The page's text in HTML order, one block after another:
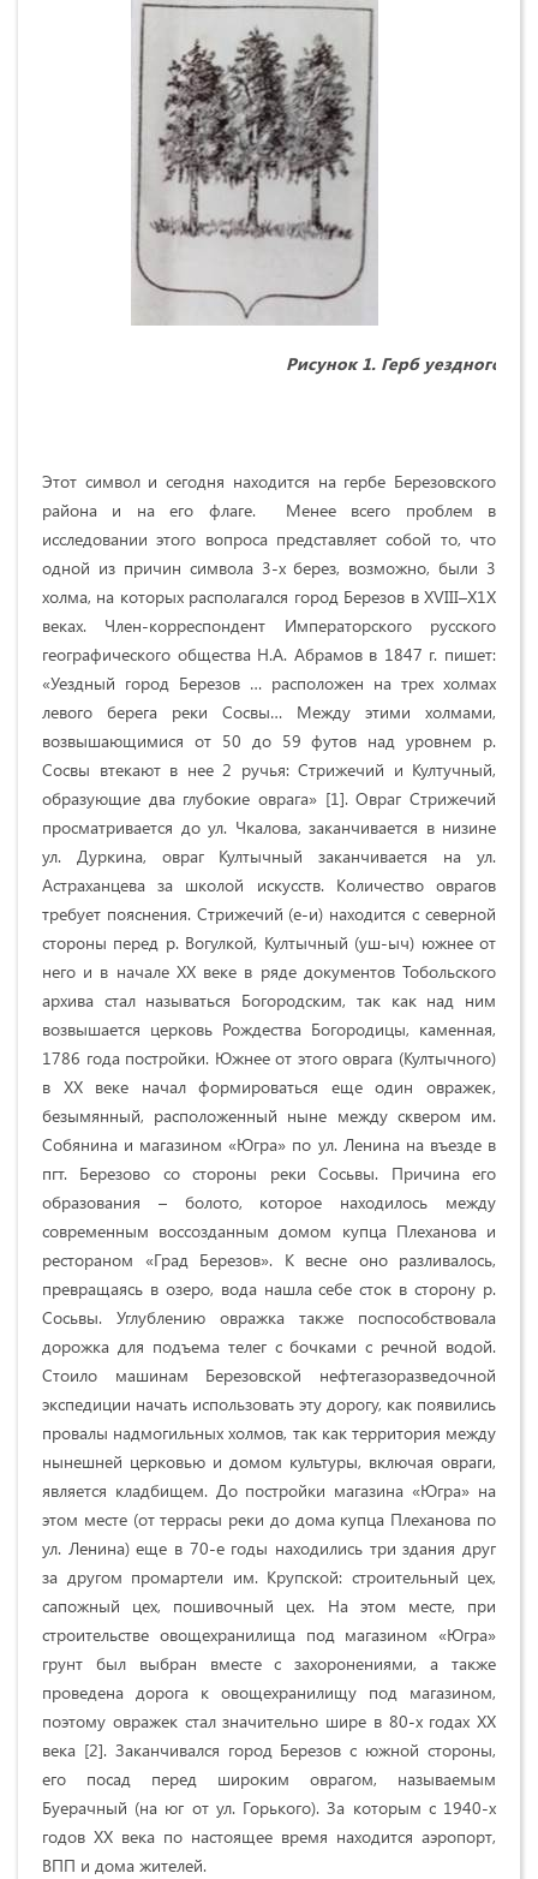
Рисунок 1. Герб уездного
Этот символ и сегодня находится на гербе Березовского
района и на его флаге. Менее всего проблем в
исследовании этого вопроса представляет собой то, что
одной из причин символа 3-х берез, возможно, были 3
холма, на которых располагался город Березов в ХVIII–Х1Х
веках. Член-корреспондент Императорского русского
географического общества Н.А. Абрамов в 1847 г. пишет:
«Уездный город Березов … расположен на трех холмах
левого берега реки Сосвы… Между этими холмами,
возвышающимися от 50 до 59 футов над уровнем р.
Сосвы втекают в нее 2 ручья: Стрижечий и Култучный,
образующие два глубокие оврага» [1]. Овраг Стрижечий
просматривается до ул. Чкалова, заканчивается в низине
ул. Дуркина, овраг Култычный заканчивается на ул.
Астраханцева за школой искусств. Количество оврагов
требует пояснения. Стрижечий (е-и) находится с северной
стороны перед р. Вогулкой, Култычный (уш-ыч) южнее от
него и в начале ХХ веке в ряде документов Тобольского
архива стал называться Богородским, так как над ним
возвышается церковь Рождества Богородицы, каменная,
1786 года постройки. Южнее от этого оврага (Култычного)
в ХХ веке начал формироваться еще один овражек,
безымянный, расположенный ныне между сквером им.
Собянина и магазином «Югра» по ул. Ленина на въезде в
пгт. Березово со стороны реки Сосьвы. Причина его
образования – болото, которое находилось между
современным воссозданным домом купца Плеханова и
рестораном «Град Березов». К весне оно разливалось,
превращаясь в озеро, вода нашла себе сток в сторону р.
Сосьвы. Углублению овражка также поспособствовала
дорожка для подъема телег с бочками с речной водой.
Стоило машинам Березовской нефтегазоразведочной
экспедиции начать использовать эту дорогу, как появились
провалы надмогильных холмов, так как территория между
нынешней церковью и домом культуры, включая овраги,
является кладбищем. До постройки магазина «Югра» на
этом месте (от террасы реки до дома купца Плеханова по
ул. Ленина) еще в 70-е годы находились три здания друг
за другом промартели им. Крупской: строительный цех,
сапожный цех, пошивочный цех. На этом месте, при
строительстве овощехранилища под магазином «Югра»
грунт был выбран вместе с захоронениями, а также
проведена дорога к овощехранилищу под магазином,
поэтому овражек стал значительно шире в 80-х годах ХХ
века [2]. Заканчивался город Березов с южной стороны,
его посад перед широким оврагом, называемым
Буерачный (на юг от ул. Горького). За которым с 1940-х
годов ХХ века по настоящее время находится аэропорт,
ВПП и дома жителей.